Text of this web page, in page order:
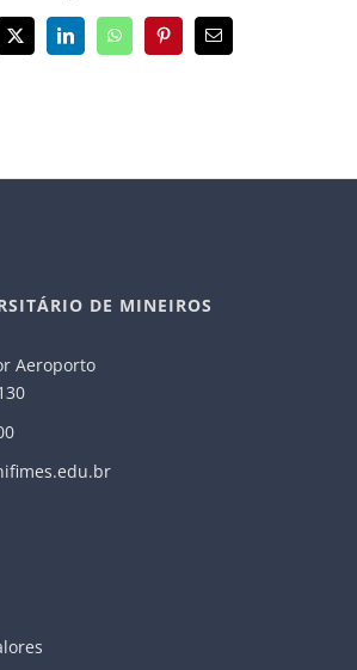
X LinkedInWhatsAppPinterest
E-
mail
DE MINEIROS
Aeroporto